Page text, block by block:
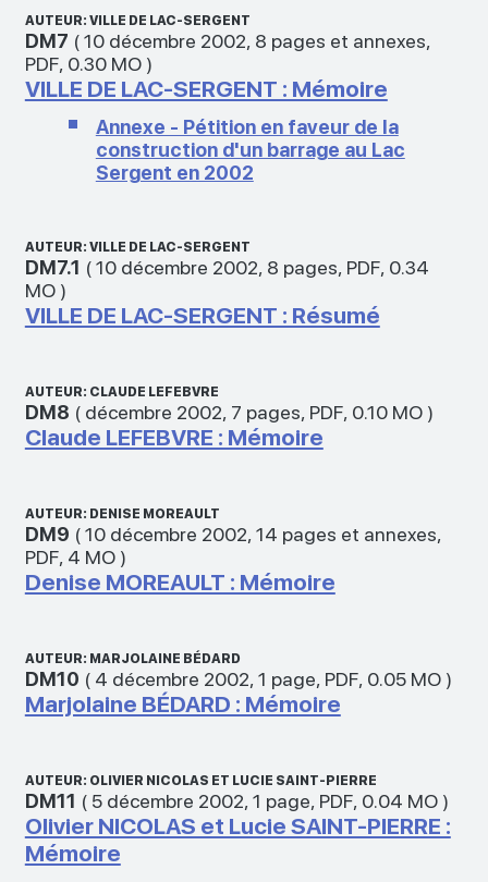
AUTEUR: VILLE DE LAC-SERGENT
DM7 (10 décembre 2002, 8 pages et annexes,
PDF, 0.30 MO)
VILLE DE LAC-SERGENT : Mémoire
Annexe - Pétition en faveur de la
construction d'un barrage au Lac
Sergent en 2002
AUTEUR: VILLE DE LAC-SERGENT
DM7.1 (10 décembre 2002, 8 pages, PDF, 0.34
MO)
VILLE DE LAC-SERGENT : Résumé
AUTEUR: CLAUDE LEFEBVRE
DM8 ( décembre 2002, 7 pages, PDF, 0.10 MO)
Claude LEFEBVRE : Mémoire
AUTEUR: DENISE MOREAULT
DM9 (10 décembre 2002, 14 pages et annexes,
PDF, 4 MO)
Denise MOREAULT : Mémoire
AUTEUR: MARJOLAINE BÉDARD
DM10 ( 4 décembre 2002, 1 page, PDF, 0.05 MO)
Marjolaine BÉDARD : Mémoire
AUTEUR: OLIVIER NICOLAS ET LUCIE SAINT-PIERRE
DM11 ( 5 décembre 2002, 1 page, PDF, 0.04 MO)
Olivier NICOLAS et Lucie SAINT-PIERRE :
Mémoire